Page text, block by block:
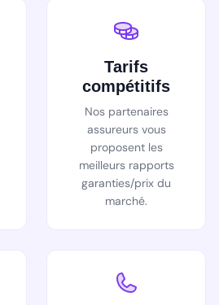
Tarifs
compétitifs
Nos partenaires
assureurs vous
proposent les
meilleurs rapports
garanties/prix du
marché.